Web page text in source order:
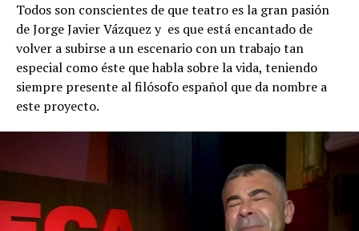
Todos son conscientes de que teatro es la gran pasión
de Jorge Javier Vázquez y es que está encantado de
volver a subirse a un escenario con un trabajo tan
especial como éste que habla sobre la vida, teniendo
siempre presente al filósofo español que da nombre a
este proyecto.